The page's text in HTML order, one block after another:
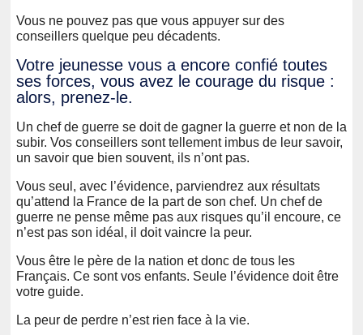
Vous ne pouvez pas que vous appuyer sur des
conseillers quelque peu décadents.
Votre jeunesse vous a encore confié toutes
ses forces, vous avez le courage du risque :
alors, prenez-le.
Un chef de guerre se doit de gagner la guerre et non de la
subir. Vos conseillers sont tellement imbus de leur savoir,
un savoir que bien souvent, ils n’ont pas.
Vous seul, avec l’évidence, parviendrez aux résultats
qu’attend la France de la part de son chef. Un chef de
guerre ne pense même pas aux risques qu’il encoure, ce
n’est pas son idéal, il doit vaincre la peur.
Vous être le père de la nation et donc de tous les
Français. Ce sont vos enfants. Seule l’évidence doit être
votre guide.
La peur de perdre n’est rien face à la vie.